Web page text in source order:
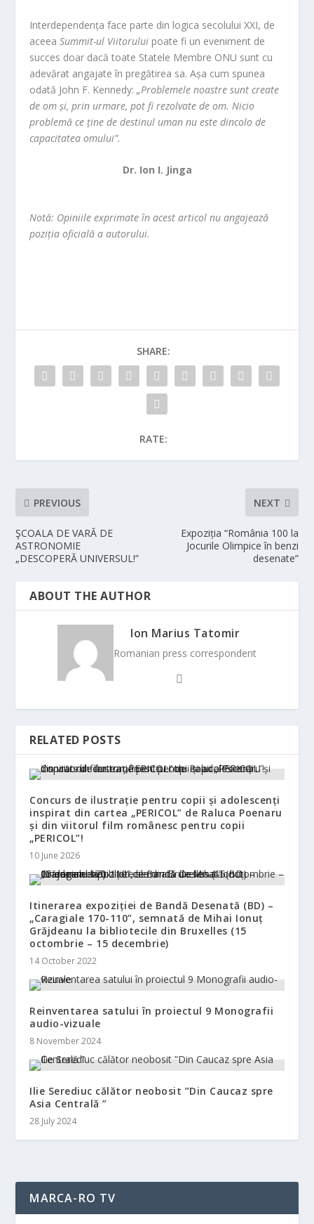
Interdependența face parte din logica secolului XXI, de
aceeaSummit-ul Viitorului poate fi un eveniment de
succes doar dacă toate Statele Membre ONU sunt cu
adevărat angajate în pregătirea sa. Așa cum spunea
odată John F. Kennedy:„Problemele noastre sunt create
de om și, prin urmare, pot fi rezolvate de om. Nicio
problemă ce ține de destinul uman nu este dincolo de
capacitatea omului”.
Dr. Ion I. Jinga
Notă: Opiniile exprimate în acest articol nu angajează
poziția oficială a autorului.
SHARE:
RATE:
PREVIOUS
ŞCOALA DE VARĂ DE
ASTRONOMIE
„DESCOPERĂ UNIVERSUL!”
NEXT
Expoziția “România 100 la
Jocurile Olimpice în benzi
desenate”
ABOUT THE AUTHOR
Ion Marius Tatomir
Romanian press correspondent
RELATED POSTS
Concurs de ilustrație pentru copii și adolescenți
inspirat din cartea „PERICOL” de Raluca Poenaru
și din viitorul film românesc pentru copii
„PERICOL”!
10 June 2026
Itinerarea expoziției de Bandă Desenată (BD) –
„Caragiale 170-110”, semnată de Mihai Ionuț
Grăjdeanu la bibliotecile din Bruxelles (15
octombrie – 15 decembrie)
14 October 2022
Reinventarea satului în proiectul 9 Monografii
audio-vizuale
8 November 2024
Ilie Serediuc călător neobosit ”Din Caucaz spre
Asia Centrală ”
28 July 2024
MARCA-RO TV